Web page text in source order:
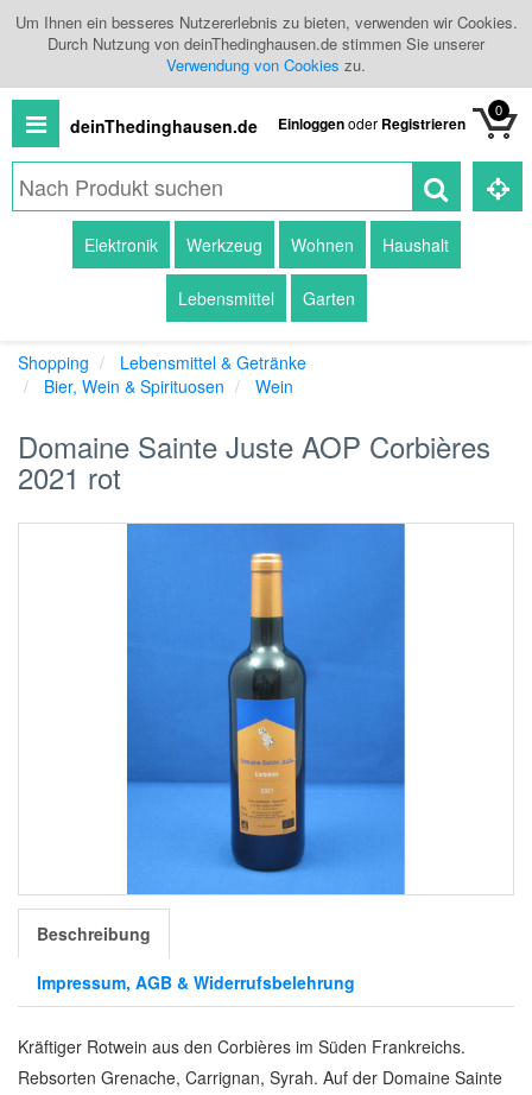
Um Ihnen ein besseres Nutzererlebnis zu bieten, verwenden wir Cookies.
Durch Nutzung von deinThedinghausen.de stimmen Sie unserer
Verwendung von Cookies zu.
deinThedinghausen.de Einloggenoder Registrieren
0
Produkte
Händlerübersicht
Elektronik Werkzeug Wohnen Haushalt
Lebensmittel Garten
Shopping
Lebensmittel & Getränke
Bier, Wein & Spirituosen
Wein
Domaine Sainte Juste AOP Corbières
2021 rot
Beschreibung
Impressum, AGB & Widerrufsbelehrung
Kräftiger Rotwein aus den Corbières im Süden Frankreichs.
Rebsorten Grenache, Carrignan, Syrah. Auf der Domaine Sainte